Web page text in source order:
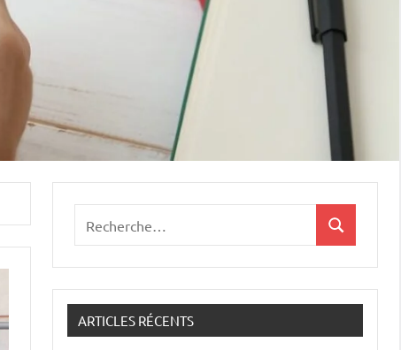
pour
:
Recherche
ARTICLES RÉCENTS